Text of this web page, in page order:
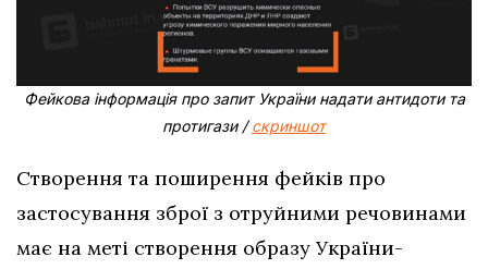
Фейкова інформація про запит України надати антидоти та
протигази /скриншот
Створення та поширення фейків про
застосування зброї з отруйними речовинами
має на меті створення образу України-